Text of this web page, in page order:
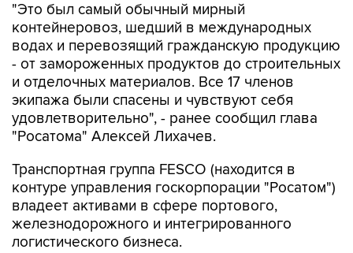
"Это был самый обычный мирный
контейнеровоз, шедший в международных
водах и перевозящий гражданскую продукцию
- от замороженных продуктов до строительных
и отделочных материалов. Все 17 членов
экипажа были спасены и чувствуют себя
удовлетворительно", - ранее сообщил глава
"Росатома" Алексей Лихачев.
Транспортная группа FESCO (находится в
контуре управления госкорпорации "Росатом")
владеет активами в сфере портового,
железнодорожного и интегрированного
логистического бизнеса.